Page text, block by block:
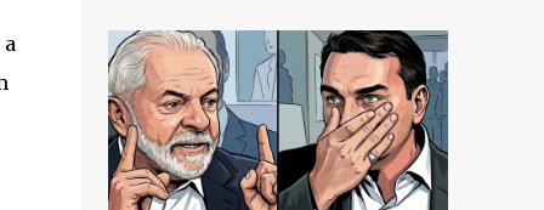
sociedade civil organizam uma ampla
agenda de atividades que se estende por
capitais e cidades do interior, reunindo
trabalhadores em praças, avenidas e
espaços públicos. No centro das
reivindicações está a luta pelo fim da escala